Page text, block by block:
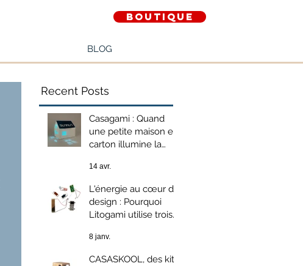
Boutique
BLOG
Recent Posts
Casagami : Quand
une petite maison en
carton illumine la
énergétique
14 avr.
L'énergie au cœur du
design : Pourquoi
Litogami utilise trois
photovoltaïques
différentes ?
8 janv.
CASASKOOL, des kits